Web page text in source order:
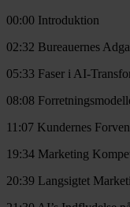
00:00 Introduktion
02:32 Bureauernes
05:33 Faser i AI-
08:08
11:07 Kundernes
19:34 Marketing
20:39 Langsigtet